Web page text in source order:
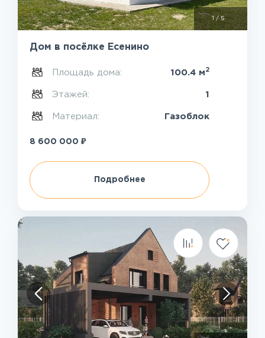
1/ 5
Дом в посёлке Есенино
Площадь дома: 100.4 м 2
Этажей: 1
Материал: Газоблок
8 600 000 ₽
Подробнее